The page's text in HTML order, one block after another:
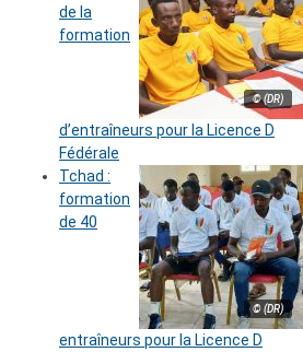
© (DR)
de la
formation
d’entraîneurs pour la Licence D
Fédérale
© (DR)
Tchad :
formation
de 40
entraîneurs pour la Licence D